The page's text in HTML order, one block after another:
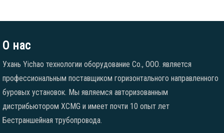
О нас
Ухань Yichao технологии оборудование Co., ООО. является
профессиональным поставщиком горизонтального направленного
буровых установок. Мы являемся авторизованным
дистрибьютором XCMG и имеет почти 10 опыт лет
Бестраншейная трубопровода.